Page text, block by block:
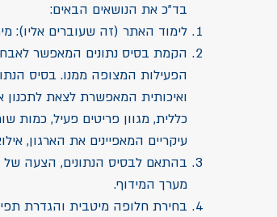
בד"כ את הנושאים הבאים:
לימוד האתר (זה שעוברים אליו):
הקמת בסיס נתונים המאפשר
הפעילות המצופה ממנו. בסיס
ואיכותית המאפשרת לצאת
כללית, מגוון פריטים פעיל, כמות
עיקריים המאפיינים את הארגון,
בהתאם לבסיס הנתונים, הצעה של
מערך המידוף.
בחירת חלופה מיטבית והגדרת